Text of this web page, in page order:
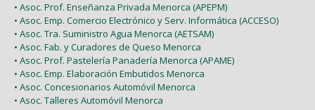
• Asoc. Prof. Enseñanza Privada Menorca (APEPM)
• Asoc. Emp. Comercio Electrónico y Serv. Informática (ACCESO)
• Asoc. Tra. Suministro Agua Menorca (AETSAM)
• Asoc. Fab. y Curadores de Queso Menorca
• Asoc. Prof. Pastelería Panadería Menorca (APAME)
• Asoc. Emp. Elaboración Embutidos Menorca
• Asoc. Concesionarios Automóvil Menorca
• Asoc. Talleres Automóvil Menorca